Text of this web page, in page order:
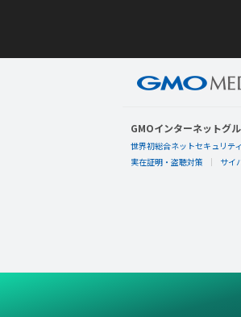
GMOインターネットグ
世界初総合ネットセキュリテ
実在証明・盗聴対策
サイ